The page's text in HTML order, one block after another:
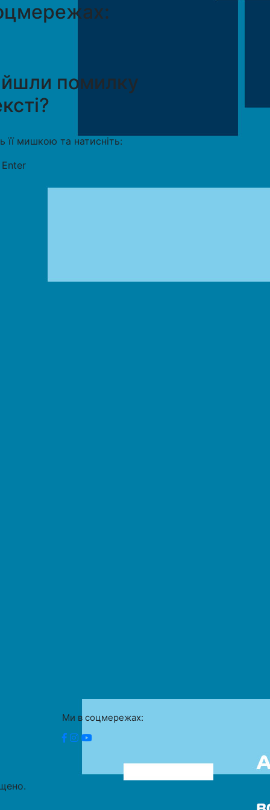
помилку
її мишкою та натисніть:
Enter
Ми в соцмережах: